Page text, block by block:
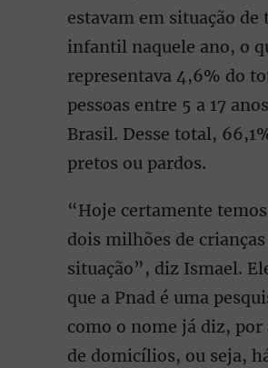
estavam em situação de
infantil naquele ano, o
representava 4,6% do
pessoas entre 5 a 17
Brasil. Desse total,
pretos ou pardos.
“Hoje certamente
dois milhões de crianças
situação”, diz Ismael.
que a Pnad é uma
como o nome já diz, por
de domicílios, ou seja,